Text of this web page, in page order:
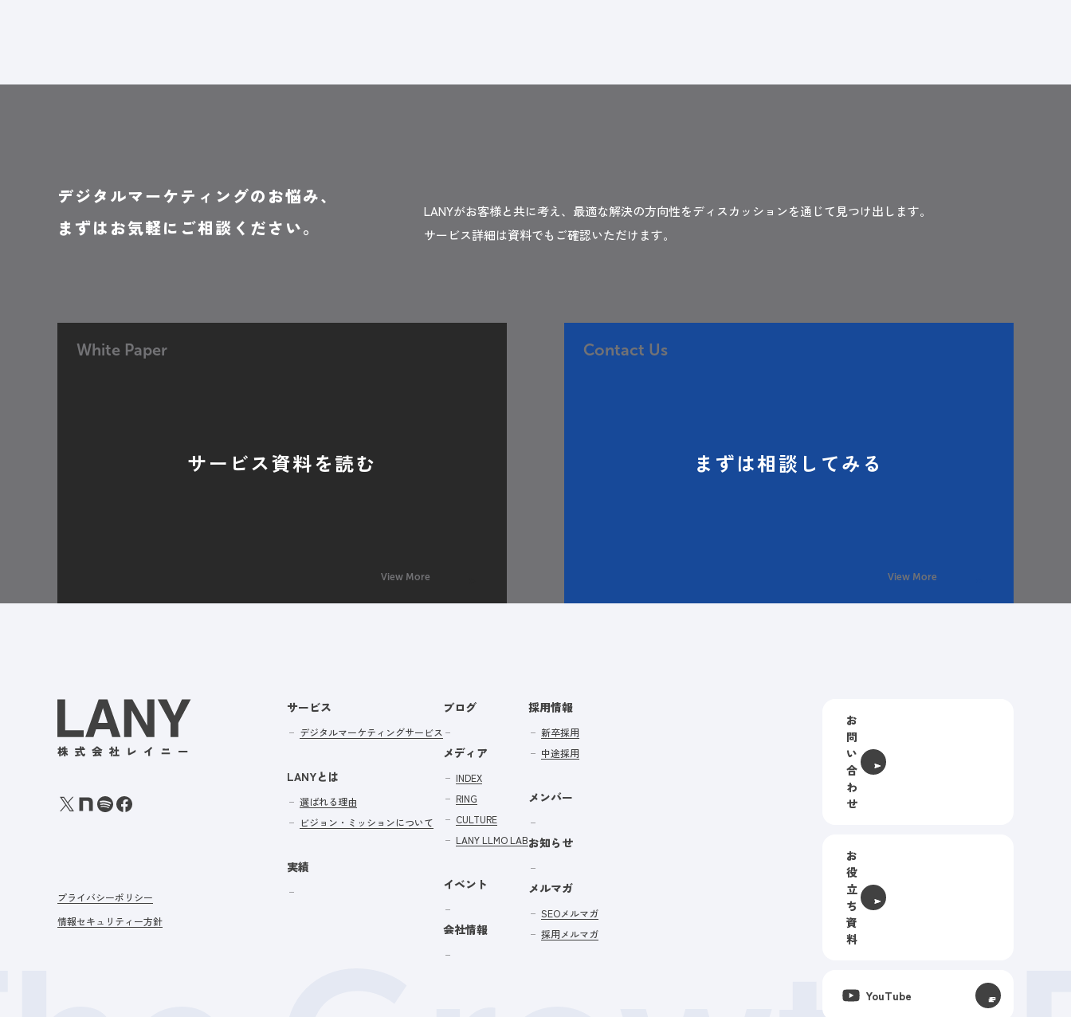
デジタルマーケティングのお悩み、
まずはお気軽にご相談ください。
LANYがお客様と共に考え、最適な解決の方向性をディスカッションを通じて見つけ出します。
サービス詳細は資料でもご確認いただけます。
White Paper
サービス資料を読む
View More
Contact Us
まずは相談してみる
View More
プライバシーポリシー
情報セキュリティー方針
サービス
デジタルマーケティングサービス
LANYとは
選ばれる理由
ビジョン・ミッションについて
実績
ブログ
メディア
INDEX
RING
CULTURE
LANY LLMO LAB
イベント
会社情報
採用情報
新卒採用
中途採用
メンバー
お知らせ
メルマガ
SEOメルマガ
採用メルマガ
お
問
い
合
わ
せ
お
役
立
ち
資
料
YouTube